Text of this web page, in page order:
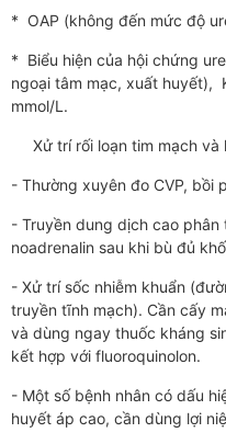
* OAP (không đến mức độ
* Biểu hiện của hội chứng
ngoại tâm mạc, xuất huyết),
mmol/L.
Xử trí rối loạn tim mạch và
- Thường xuyên đo CVP, bồi
- Truyền dung dịch cao
noadrenalin sau khi bù đủ
- Xử trí sốc nhiễm khuẩn
truyền tĩnh mạch). Cần cấy
và dùng ngay thuốc kháng
kết hợp với fluoroquinolon.
- Một số bệnh nhân có dấu
huyết áp cao, cần dùng lợi